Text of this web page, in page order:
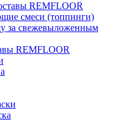
REMFLOOR
смеси (топпинги)
за свежевыложенным
REMFLOOR